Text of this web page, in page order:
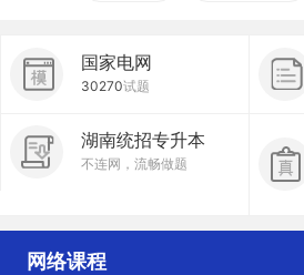
国家电网
30270试题
湖南统招专升本
不连网，流畅做题
网络课程